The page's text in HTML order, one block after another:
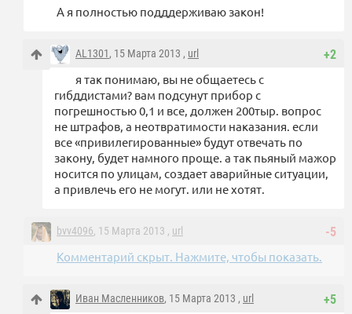
А я полностью подддерживаю закон!
+2
AL1301, 15 Марта 2013 , url
я так понимаю, вы не общаетесь с
гибддистами? вам подсунут прибор с
погрешностью 0,1 и все, должен 200тыр. вопрос
не штрафов, а неотвратимости наказания. если
все «привилегированные» будут отвечать по
закону, будет намного проще. а так пьяный мажор
носится по улицам, создает аварийные ситуации,
а привлечь его не могут. или не хотят.
-5
bvv4096, 15 Марта 2013 , url
Комментарий скрыт. Нажмите, чтобы показать.
+5
Иван Масленников, 15 Марта 2013 , url